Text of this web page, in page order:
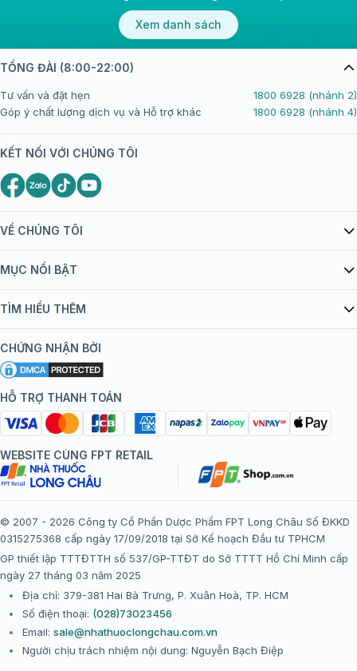
Xem danh sách
VỀ CHÚNG TÔI
Giới thiệu Tiêm Chủng FPT Long Châu
bán hàng
Chính sách nội dung
Chính sách bảo mật
Chính sách bảo mật dữ liệu cá nhân
Chính sách thanh toán
Chính sách đổi trả gói, mũi tiêm tại trung tâm tiêm chủng
FPT Long Châu
Thể lệ chương trình “Tích điểm nhận đặc quyền”
MỤC NỔI BẬT
Danh mục vắc xin
Đội ngũ bác sĩ, chuyên gia
Hệ thống trung tâm tiêm chủng
TÌM HIỂU THÊM
Khuyến mãi
Tôi nên tiêm gì?
Tiêm chủng đi nước ngoài
CHỨNG NHẬN BỞI
HỖ TRỢ THANH TOÁN
TỔNG ĐÀI (8:00-22:00)
Tư vấn và đặt hẹn
1800 6928 (nhánh 2)
Góp ý chất lượng dịch vụ và Hỗ trợ khác
1800 6928 (nhánh 4)
KẾT NỐI VỚI CHÚNG TÔI
WEBSITE CÙNG FPT RETAIL
© 2007 - 2026 Công ty Cổ Phần Dược Phẩm FPT Long Châu Số ĐKKD
0315275368 cấp ngày 17/09/2018 tại Sở Kế hoạch Đầu tư TPHCM
GP thiết lập TTTĐTTH số 537/GP-TTĐT do Sở TTTT Hồ Chí Minh cấp
ngày 27 tháng 03 năm 2025
Địa chỉ: 379-381 Hai Bà Trưng, P. Xuân Hoà, TP. HCM
Số điện thoại: (028)73023456
Email: sale@nhathuoclongchau.com.vn
Người chịu trách nhiệm nội dung: Nguyễn Bạch Điệp